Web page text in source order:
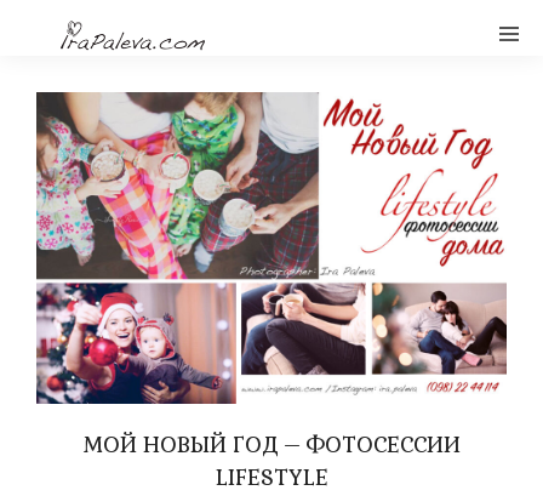
МОЙ НОВЫЙ ГОД – ФОТОСЕССИИ
LIFESTYLE